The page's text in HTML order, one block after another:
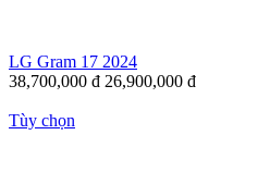
LG Gram 17 2024
38,700,000 đ 26,900,000 đ
Tùy chọn